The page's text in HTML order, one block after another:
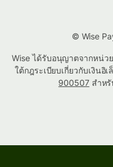
© Wise
Wise ได้รับอนุญาตจากหน่ว
ใต้กฎระเบียบเกี่ยวกับเงินอิ
900507สำหรั